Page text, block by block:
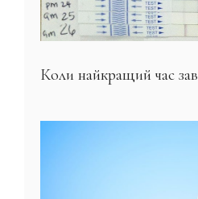
Коли найкращий час